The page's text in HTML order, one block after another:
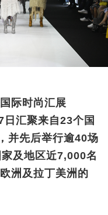
际时尚汇展
汇聚来自23个国
并先后举行逾40场
及地区近7,000名
洲及拉丁美洲的